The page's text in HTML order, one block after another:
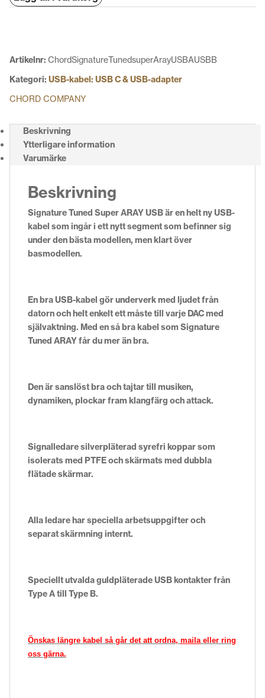
A
USB
B
Artikelnr: ChordSignatureTunedsuperArayUSBAUSBB
Kategori: USB-kabel: USB C & USB-adapter
CHORD COMPANY
Beskrivning
Ytterligare information
Varumärke
Beskrivning
Signature Tuned Super ARAY USB är en helt ny USB-
kabel som ingår i ett nytt segment som befinner sig
under den bästa modellen, men klart över
basmodellen.
En bra USB-kabel gör underverk med ljudet från
datorn och helt enkelt ett måste till varje DAC med
självaktning. Med en så bra kabel som Signature
Tuned ARAY får du mer än bra.
Den är sanslöst bra och tajtar till musiken,
dynamiken, plockar fram klangfärg och attack.
Signalledare silverpläterad syrefri koppar som
isolerats med PTFE och skärmats med dubbla
flätade skärmar.
Alla ledare har speciella arbetsuppgifter och
separat skärmning internt.
Speciellt utvalda guldpläterade USB kontakter från
Type A till Type B.
Önskas längre kabel så går det att ordna, maila eller ring
oss gärna.